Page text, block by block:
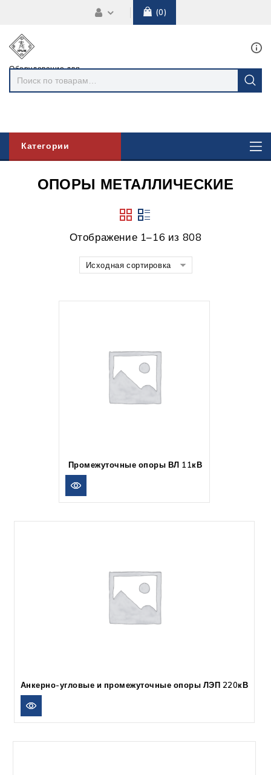
0
Оборудование для
линий
электропередач
Категории
ОПОРЫ МЕТАЛЛИЧЕСКИЕ
Отображение 1–16 из 808
Исходная сортировка
Промежуточные опоры ВЛ 11кВ
Анкерно-угловые и промежуточные опоры ЛЭП 220кВ